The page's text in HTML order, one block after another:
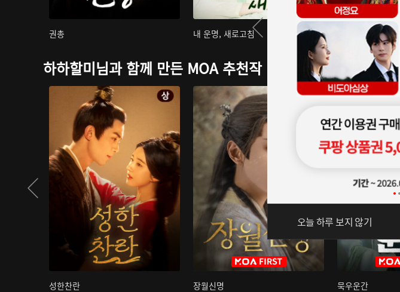
권총 내 운명, 새로고침
하하할미님과 함께 만든 MOA 추천작
성한찬란 장월신명 묵우운간
오늘 하루 보지 않기